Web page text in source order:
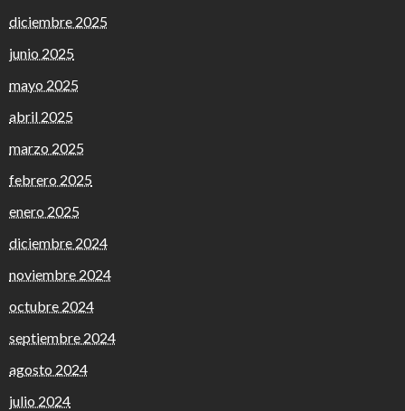
diciembre 2025
junio 2025
mayo 2025
abril 2025
marzo 2025
febrero 2025
enero 2025
diciembre 2024
noviembre 2024
octubre 2024
septiembre 2024
agosto 2024
julio 2024